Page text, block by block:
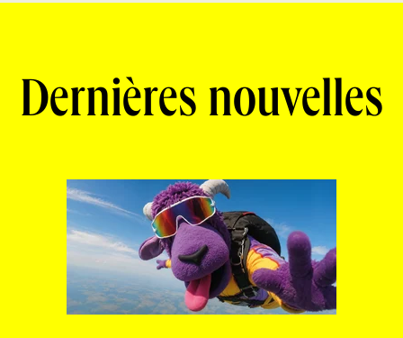
Dernières nouvelles